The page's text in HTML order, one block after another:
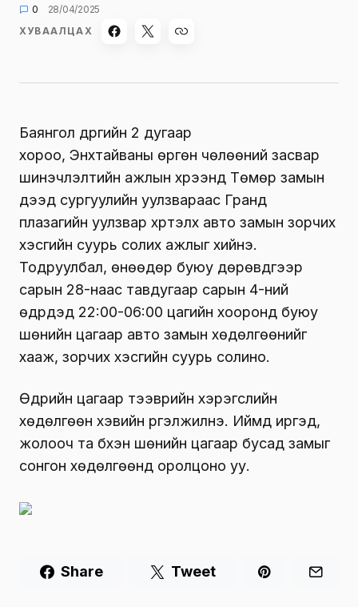
0
28/04/2025
ХУВААЛЦАХ
Баянгол дүүргийн 2 дугаар
хороо, Энхтайваны өргөн чөлөөний засвар
шинэчлэлтийн ажлын хүрээнд Төмөр замын
дээд сургуулийн уулзвараас Гранд
плазагийн уулзвар хүртэлх авто замын зорчих
хэсгийн суурь солих ажлыг хийнэ.
Тодруулбал, өнөөдөр буюу дөрөвдүгээр
сарын 28-наас тавдугаар сарын 4-ний
өдрүүдэд 22:00-06:00 цагийн хооронд буюу
шөнийн цагаар авто замын хөдөлгөөнийг
хааж, зорчих хэсгийн суурь солино.
Өдрийн цагаар тээврийн хэрэгслийн
хөдөлгөөн хэвийн үргэлжилнэ. Иймд иргэд,
жолооч та бүхэн шөнийн цагаар бусад замыг
сонгон хөдөлгөөнд оролцоно уу.
Share Tweet